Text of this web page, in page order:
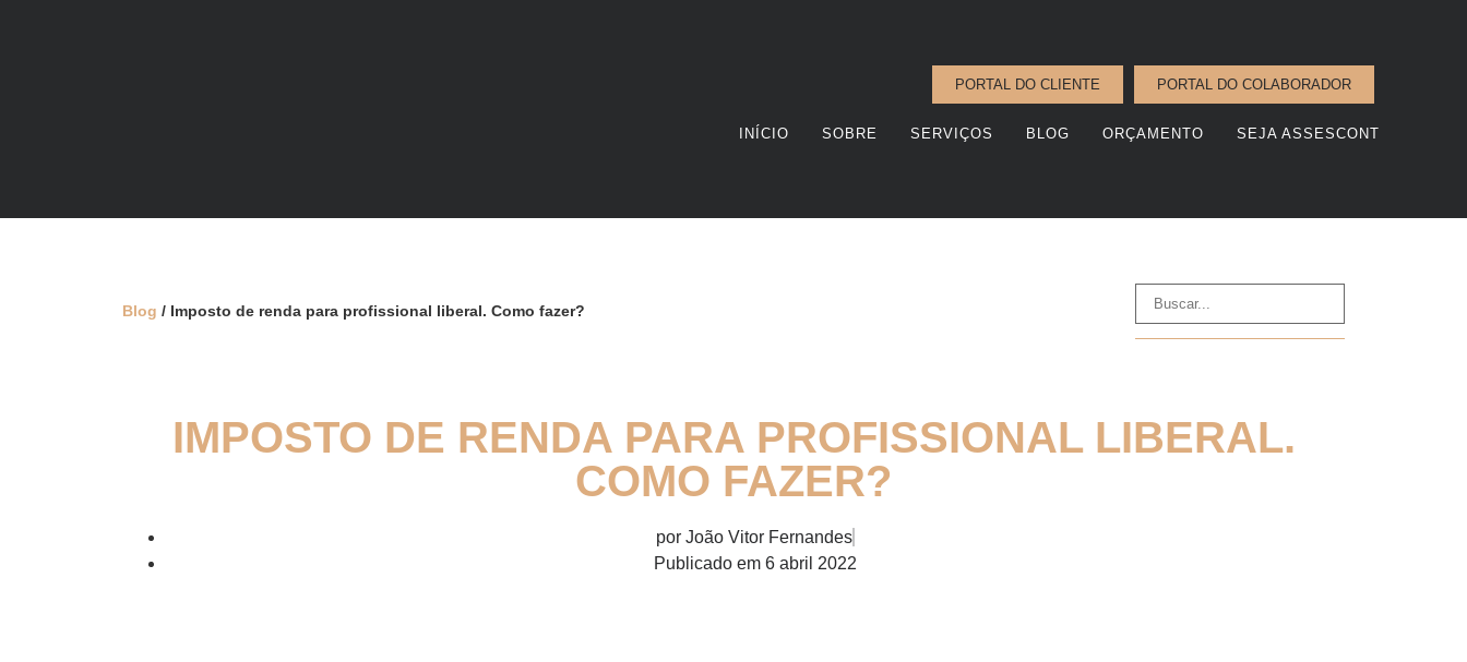
PORTAL DO CLIENTE PORTAL DO COLABORADOR
INÍCIO SOBRE SERVIÇOS BLOG ORÇAMENTO SEJA ASSESCONT
Blog / Imposto de renda para profissional liberal. Como fazer?
IMPOSTO DE RENDA PARA PROFISSIONAL LIBERAL.
COMO FAZER?
por João Vitor Fernandes
Publicado em 6 abril 2022